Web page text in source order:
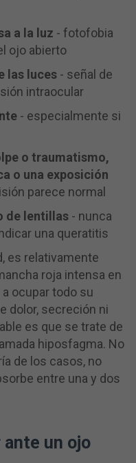
a la luz - fotofobia
ojo abierto
las luces - señal de
intraocular
- especialmente si
o traumatismo,
o una exposición
parece normal
de lentillas - nunca
una queratitis
es relativamente
roja intensa en
ocupar todo su
dolor, secreción ni
es que se trate de
hiposfagma. No
de los casos, no
entre una y dos
ante un ojo